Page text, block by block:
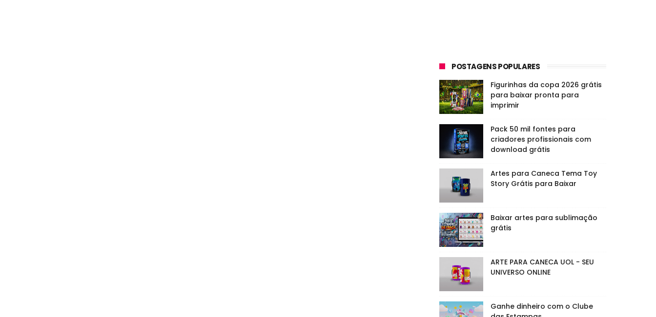
POSTAGENS POPULARES
Figurinhas da copa 2026 grátis
para baixar pronta para
imprimir
Pack 50 mil fontes para
criadores profissionais com
download grátis
Artes para Caneca Tema Toy
Story Grátis para Baixar
Baixar artes para sublimação
grátis
ARTE PARA CANECA UOL - SEU
UNIVERSO ONLINE
Ganhe dinheiro com o Clube